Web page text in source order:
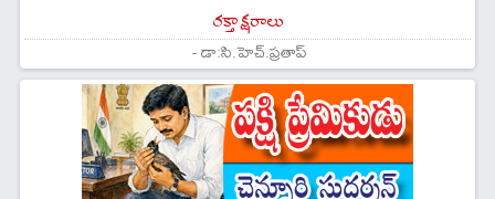
రక్తాక్షరాలు
- డా:సి.హెచ్.ప్రతాప్